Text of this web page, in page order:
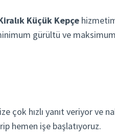
Küçük Kepçe
gürültü ve maksimum
çok hızlı yanıt veriyor ve
hemen işe başlatıyoruz.